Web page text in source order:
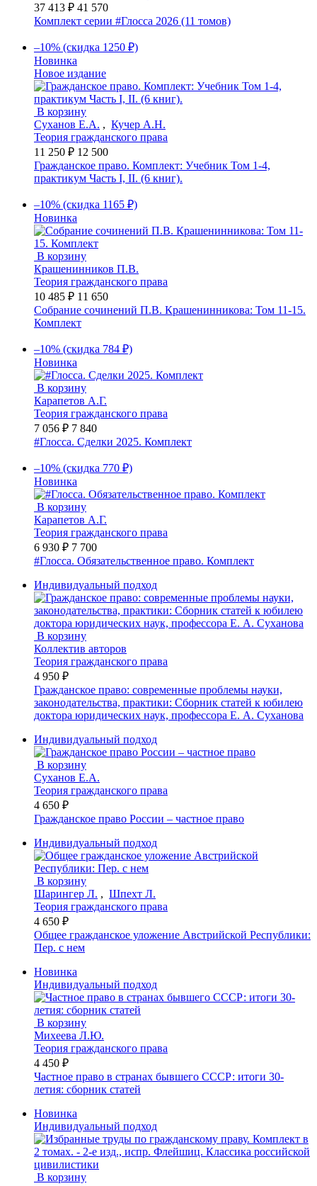
37 413 ₽ 41 570
Комплект серии #Глосса 2026 (11 томов)
–10% (скидка 1250 ₽)
Новинка
Новое издание
В корзину
Суханов Е.А. , Кучер А.Н.
Теория гражданского права
11 250 ₽ 12 500
Гражданское право. Комплект: Учебник Том 1-4,
практикум Часть I, II. (6 книг).
–10% (скидка 1165 ₽)
Новинка
В корзину
Крашенинников П.В.
Теория гражданского права
10 485 ₽ 11 650
Собрание сочинений П.В. Крашенинникова: Том 11-15.
Комплект
–10% (скидка 784 ₽)
Новинка
В корзину
Карапетов А.Г.
Теория гражданского права
7 056 ₽ 7 840
#Глосса. Сделки 2025. Комплект
–10% (скидка 770 ₽)
Новинка
В корзину
Карапетов А.Г.
Теория гражданского права
6 930 ₽ 7 700
#Глосса. Обязательственное право. Комплект
Индивидуальный подход
В корзину
Коллектив авторов
Теория гражданского права
4 950 ₽
Гражданское право: современные проблемы науки,
законодательства, практики: Сборник статей к юбилею
доктора юридических наук, профессора Е. А. Суханова
Индивидуальный подход
В корзину
Суханов Е.А.
Теория гражданского права
4 650 ₽
Гражданское право России – частное право
Индивидуальный подход
В корзину
Шарингер Л. , Шпехт Л.
Теория гражданского права
4 650 ₽
Общее гражданское уложение Австрийской Республики:
Пер. с нем
Новинка
Индивидуальный подход
В корзину
Михеева Л.Ю.
Теория гражданского права
4 450 ₽
Частное право в странах бывшего СССР: итоги 30-
летия: сборник статей
Новинка
Индивидуальный подход
В корзину